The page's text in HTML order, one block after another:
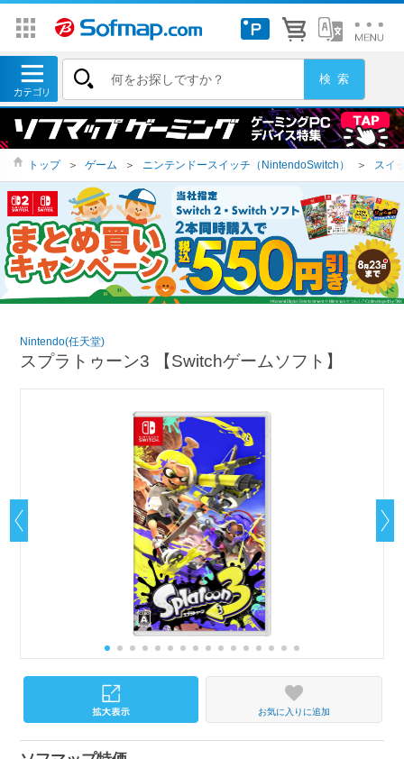
トップ ＞ ゲーム ＞ ニンテンドースイッチ（NintendoSwitch） ＞ スイ
Nintendo(任天堂)
スプラトゥーン3 【Switchゲームソフト】
お気に入りに追加